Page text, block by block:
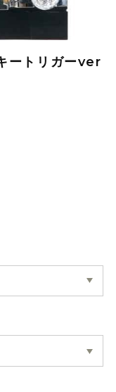
ートリガーver